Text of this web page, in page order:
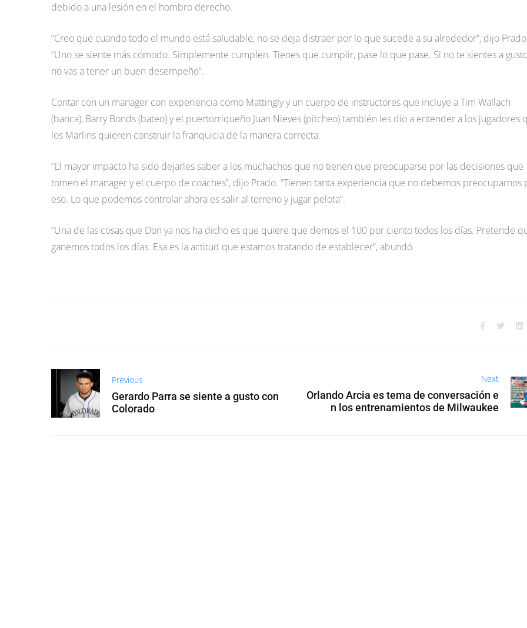
debido a una lesión en el hombro derecho.
“Creo que cuando todo el mundo está saludable, no se deja distraer por lo que sucede a su alrededor”, dijo
“Uno se siente más cómodo. Simplemente cumplen. Tienes que cumplir, pase lo que pase. Si no te sientes a
no vas a tener un buen desempeño”.
Contar con un manager con experiencia como Mattingly y un cuerpo de instructores que incluye a Tim Wallach
(banca), Barry Bonds (bateo) y el puertorriqueño Juan Nieves (pitcheo) también les dio a entender a los jugadores
los Marlins quieren construir la franquicia de la manera correcta.
“El mayor impacto ha sido dejarles saber a los muchachos que no tienen que preocuparse por las decisiones que
tomen el manager y el cuerpo de coaches”, dijo Prado. “Tienen tanta experiencia que no debemos preocuparnos
eso. Lo que podemos controlar ahora es salir al terreno y jugar pelota”.
“Una de las cosas que Don ya nos ha dicho es que quiere que demos el 100 por ciento todos los días. Pretende
ganemos todos los días. Esa es la actitud que estamos tratando de establecer”, abundó.
Previous
Gerardo Parra se siente a gusto con
Colorado
Next
Orlando Arcia es tema de conversación e
n los entrenamientos de Milwaukee